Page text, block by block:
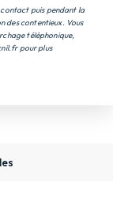
contact puis pendant la
des contentieux. Vous
téléphonique,
pour plus